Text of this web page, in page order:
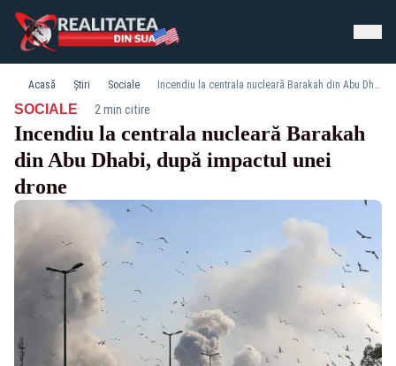
Acasă Știri Sociale Incendiu la centrala nucleară Barakah din Abu Dhabi, după impactul unei drone
SOCIALE· 2 min citire
Incendiu la centrala nucleară Barakah
din Abu Dhabi, după impactul unei
drone